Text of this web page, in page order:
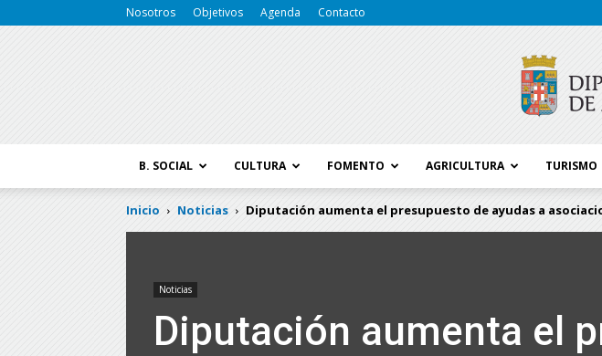
Nosotros Objetivos Agenda Contacto
B. SOCIAL CULTURA FOMENTO AGRICULTURA TURISMO
Inicio Noticias Diputación aumenta el presupuesto de ayudas a
Noticias
Diputación aumenta el